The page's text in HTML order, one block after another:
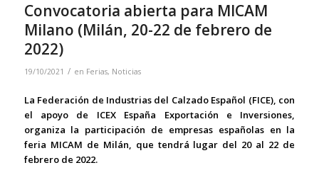
Convocatoria abierta para MICAM
Milano (Milán, 20-22 de febrero de
2022)
19/10/2021 / en Ferias, Noticias
La Federación de Industrias del Calzado Español (FICE), con
el apoyo de ICEX España Exportación e Inversiones,
organiza la participación de empresas españolas en la
feria MICAM de Milán, que tendrá lugar del 20 al 22 de
febrero de 2022.